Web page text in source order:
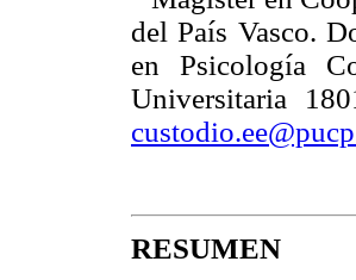
del País Vasco.
en Psicología
Universitaria
RESUMEN